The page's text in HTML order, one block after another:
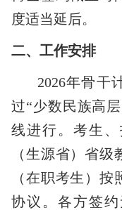
度适当延后。
二、 工作安排
2026年骨干
过“少数民族高
线进行。考生
（生源省）省
（在职考生）
协议。各方签